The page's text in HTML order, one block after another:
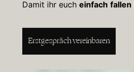
Damit ihr euch einfach fallen
Erstgespräch vereinbaren